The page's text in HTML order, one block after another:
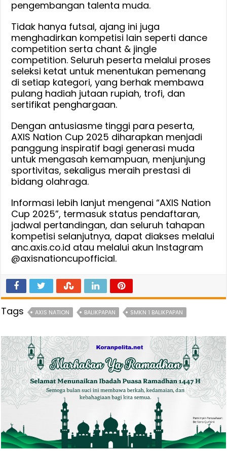
pengembangan talenta muda.
Tidak hanya futsal, ajang ini juga
menghadirkan kompetisi lain seperti dance
competition serta chant & jingle
competition. Seluruh peserta melalui proses
seleksi ketat untuk menentukan pemenang
di setiap kategori, yang berhak membawa
pulang hadiah jutaan rupiah, trofi, dan
sertifikat penghargaan.
Dengan antusiasme tinggi para peserta,
AXIS Nation Cup 2025 diharapkan menjadi
panggung inspiratif bagi generasi muda
untuk mengasah kemampuan, menjunjung
sportivitas, sekaligus meraih prestasi di
bidang olahraga.
Informasi lebih lanjut mengenai “AXIS Nation
Cup 2025”, termasuk status pendaftaran,
jadwal pertandingan, dan seluruh tahapan
kompetisi selanjutnya, dapat diakses melalui
anc.axis.co.id atau melalui akun Instagram
@axisnationcupofficial.
Tags AXIS NATION BALIKPAPAN SMKN 1 BALIKPAPAN